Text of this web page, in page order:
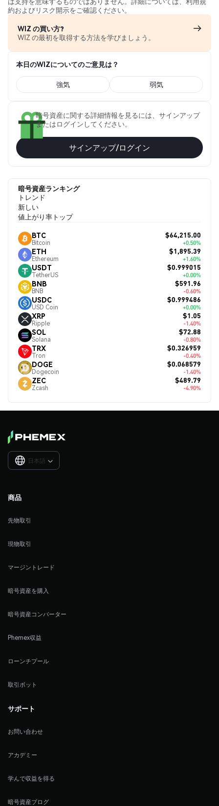
約およびリスク開示をご確認ください。
WIZ の買い方?
WIZ の最初を取得する方法を学びましょう。
本日のWIZについてのご意見は？
強気 弱気
暗号資産に関する詳細情報を見るには、サインアップ
またはログインしてください。
サインアップ/ログイン
暗号資産ランキング
トレンド
新しい
値上がり率トップ
BTC
Bitcoin
$64,215.00
+0.50%
ETH
Ethereum
$1,895.39
+1.60%
USDT
TetherUS
$0.999015
+0.00%
BNB
BNB
$591.96
-0.60%
USDC
USD Coin
$0.999486
+0.00%
XRP
Ripple
$1.05
-1.40%
SOL
Solana
$72.88
-0.80%
TRX
Tron
$0.326959
-0.40%
DOGE
Dogecoin
$0.068579
-1.40%
ZEC
Zcash
$489.79
-4.90%
日本語 
商品
先物取引
現物取引
マージントレード
暗号資産を購入
暗号資産コンバーター
Phemex収益
ローンチプール
取引ボット
サポート
お問い合わせ
アカデミー
学んで収益を得る
暗号資産ブログ